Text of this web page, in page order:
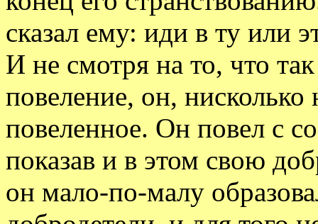
сказал ему: иди в ту или
И не смотря на то, что
повеление, он, нисколько
повеленное. Он повел с
показав и в этом свою
он мало-по-малу